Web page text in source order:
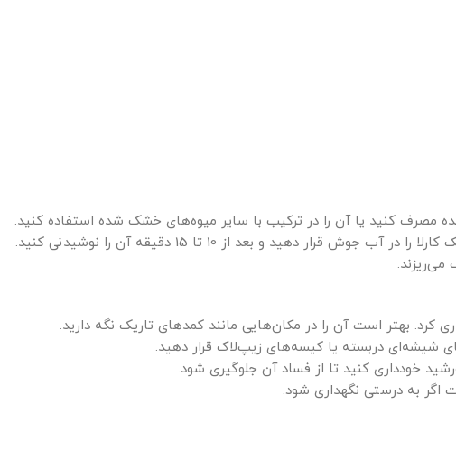
مصرف کنید یا آن را در ترکیب با سایر میوه‌های خشک شده استفاده کنید.
دهید و بعد از 10 تا 15 دقیقه آن را نوشیدنی کنید.
می‌ریزند.
بهتر است آن را در مکان‌هایی مانند کمدهای تاریک نگه دارید.
شیشه‌ای دربسته یا کیسه‌های زیپ‌لاک قرار دهید.
خودداری کنید تا از فساد آن جلوگیری شود.